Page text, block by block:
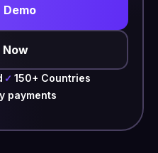
Demo
✓ 150+ Countries
payments